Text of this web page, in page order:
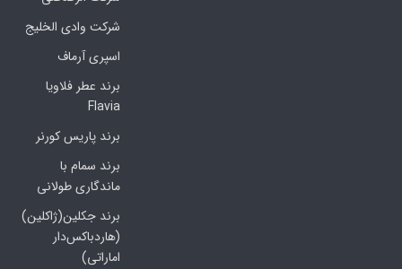
شرکت وادی الخلیج
اسپری آرماف
برند عطر فلاویا
Flavia
برند پاریس کورنر
برند سمام با
ماندگاری طولانی
برند جکلین(ژاکلین)
(هاردباکس‌دار
اماراتی)